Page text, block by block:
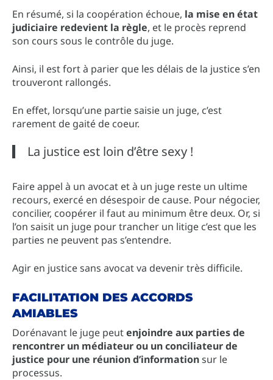
En résumé, si la coopération échoue, la mise en état
judiciaire redevient la règle, et le procès reprend
son cours sous le contrôle du juge.
Ainsi, il est fort à parier que les délais de la justice s’en
trouveront rallongés.
En effet, lorsqu’une partie saisie un juge, c’est
rarement de gaité de coeur.
La justice est loin d’être sexy !
Faire appel à un avocat et à un juge reste un ultime
recours, exercé en désespoir de cause. Pour négocier,
concilier, coopérer il faut au minimum être deux. Or, si
l’on saisit un juge pour trancher un litige c’est que les
parties ne peuvent pas s’entendre.
Agir en justice sans avocat va devenir très difficile.
FACILITATION DES ACCORDS
AMIABLES
Dorénavant le juge peutenjoindre aux parties de
rencontrer un médiateur ou un conciliateur de
justice pour une réunion d’informationsur le
processus.